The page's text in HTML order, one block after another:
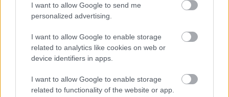
I want to allow Google to send me
personalized advertising.
I want to allow Google to enable storage
related to analytics like cookies on web or
device identifiers in apps.
I want to allow Google to enable storage
related to functionality of the website or app.
módon halad minden a kibertérben. Az biztos, hogy 2020
májusára, az elmúlt hónapra úgy fogunk emlékezni, mint a
videókonferencián.
A második támadást 2020 júliusának második felében
öntözőrendszereit célozták.
A két támadás között, május 9-én vélhetően Izrael volt az, aki